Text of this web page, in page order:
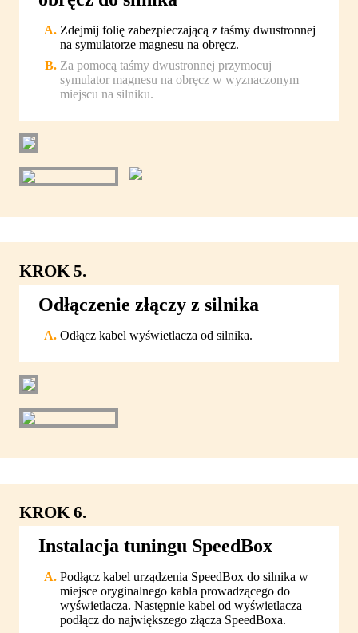
Zdejmij folię zabezpieczającą z taśmy dwustronnej
na symulatorze magnesu na obręcz.
Za pomocą taśmy dwustronnej przymocuj
symulator magnesu na obręcz w wyznaczonym
miejscu na silniku.
KROK 5.
Odłączenie złączy z silnika
Odłącz kabel wyświetlacza od silnika.
KROK 6.
Instalacja tuningu SpeedBox
Podłącz kabel urządzenia SpeedBox do silnika w
miejsce oryginalnego kabla prowadzącego do
wyświetlacza. Następnie kabel od wyświetlacza
podłącz do największego złącza SpeedBoxa.